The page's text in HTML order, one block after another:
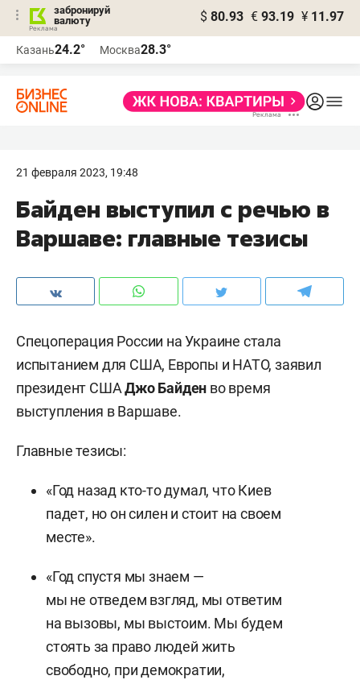
забронируй
валюту
$ 80.93 € 93.19 ¥ 11.97
Казань24.2° Москва28.3°
21 февраля 2023, 19:48
Байден выступил с речью в
Варшаве: главные тезисы
Спецоперация России на Украине стала
испытанием для США, Европы и НАТО, заявил
президент СШАДжо Байден во время
выступления в Варшаве.
Главные тезисы:
«Год назад кто-то думал, что Киев
падет, но он силен и стоит на своем
месте».
«Год спустя мы знаем —
мы не отведем взгляд, мы ответим
на вызовы, мы выстоим. Мы будем
стоять за право людей жить
свободно, при демократии,